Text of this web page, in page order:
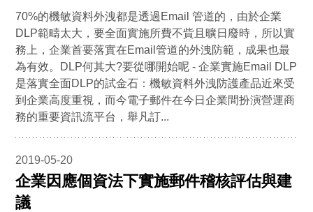
70%的機敏資料外洩都是透過Email 管道的，由於企業
DLP範疇太大，要全面實施所費不貲且曠日廢時，所以實
務上，企業首要落實在Email管道的外洩防範，成果也最
為有效。DLP何其大?要從哪開始呢 - 企業實施Email DLP
是落實全面DLP的試金石：機敏資料外洩防護產品近來受
到企業高度重視，而今電子郵件在今日企業間扮演營運商
務的重要資訊流平台，舉凡訂...
2019-05-20
企業因應個資法下實施郵件稽核評估與建
議